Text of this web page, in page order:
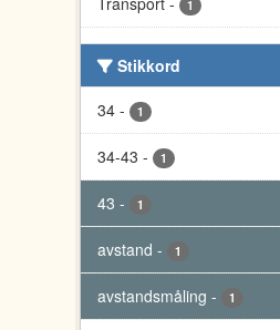
1
Stikkord
34 - 1
34-43 - 1
43 - 1
avstand - 1
avstandsmåling - 1